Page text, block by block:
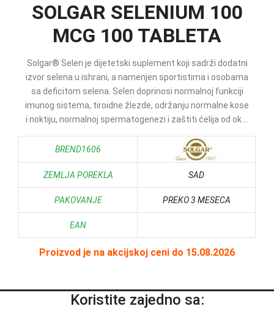
SOLGAR SELENIUM 100
MCG 100 TABLETA
Solgar® Selen je dijetetski suplement koji sadrži dodatni
izvor selena u ishrani, a namenjen sportistima i osobama
sa deficitom selena. Selen doprinosi normalnoj funkciji
imunog sistema, tiroidne žlezde, održanju normalne kose
i noktiju, normalnoj spermatogenezi i zaštiti ćelija od ok ...
BREND1606
ZEMLJA POREKLA SAD
PAKOVANJE PREKO 3 MESECA
EAN
Proizvod je na akcijskoj ceni do 15.08.2026
Koristite zajedno sa: